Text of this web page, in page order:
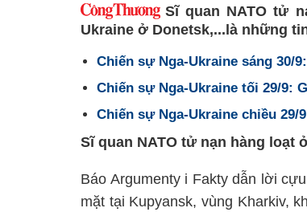
Sĩ quan NATO tử
Ukraine ở Donetsk,...là những
Chiến sự Nga-Ukraine sáng 30/
Chiến sự Nga-Ukraine tối 29/9:
Chiến sự Nga-Ukraine chiều 29/
Sĩ quan NATO tử nạn hàng loạt
Báo Argumenty i Fakty dẫn lời
mặt tại Kupyansk, vùng Kharkiv,